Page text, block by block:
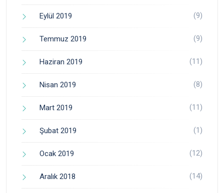
Eylül 2019 (9)
Temmuz 2019 (9)
Haziran 2019 (11)
Nisan 2019 (8)
Mart 2019 (11)
Şubat 2019 (1)
Ocak 2019 (12)
Aralık 2018 (14)